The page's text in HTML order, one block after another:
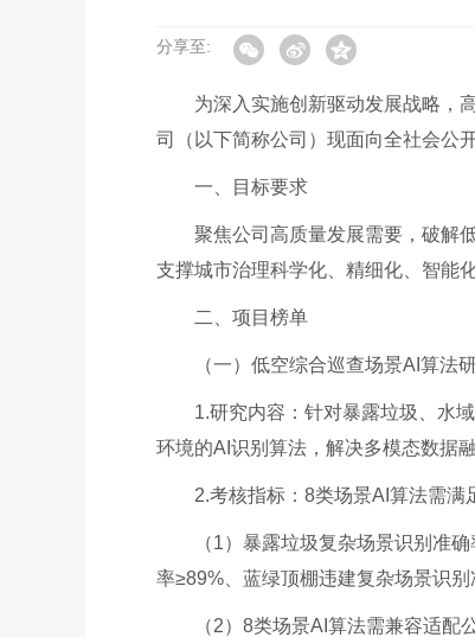
分享至:
为深入实施创新驱动发展战略，
司（以下简称公司）现面向全社会公
一、目标要求
聚焦公司高质量发展需要，破解
支撑城市治理科学化、精细化、智能
二、项目榜单
（一）低空综合巡查场景AI算法
1.研究内容：针对暴露垃圾、水
环境的AI识别算法，解决多模态数据
2.考核指标：8类场景AI算法需满
（1）暴露垃圾复杂场景识别准
率≥89%、蓝绿顶棚违建复杂场景识
（2）8类场景AI算法需兼容适配